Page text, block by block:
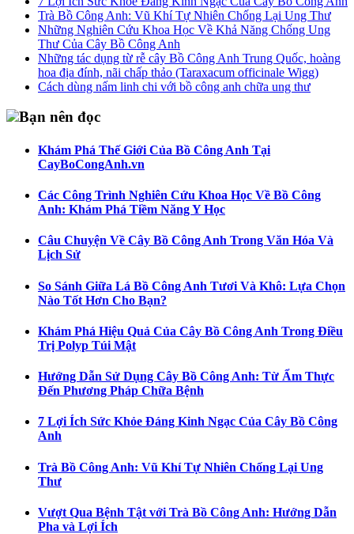
Trà Bồ Công Anh: Vũ Khí Tự Nhiên Chống Lại Ung Thư
Những Nghiên Cứu Khoa Học Về Khả Năng Chống Ung
Thư Của Cây Bồ Công Anh
Những tác dụng từ rễ cây Bồ Công Anh Trung Quốc, hoàng
hoa địa đính, nãi chấp thảo (Taraxacum officinale Wigg)
Cách dùng nấm linh chi với bồ công anh chữa ung thư
Bạn nên đọc
Khám Phá Thế Giới Của Bồ Công Anh Tại
CayBoCongAnh.vn
Các Công Trình Nghiên Cứu Khoa Học Về Bồ Công
Anh: Khám Phá Tiềm Năng Y Học
Câu Chuyện Về Cây Bồ Công Anh Trong Văn Hóa Và
Lịch Sử
So Sánh Giữa Lá Bồ Công Anh Tươi Và Khô: Lựa Chọn
Nào Tốt Hơn Cho Bạn?
Khám Phá Hiệu Quả Của Cây Bồ Công Anh Trong Điều
Trị Polyp Túi Mật
Hướng Dẫn Sử Dụng Cây Bồ Công Anh: Từ Ẩm Thực
Đến Phương Pháp Chữa Bệnh
7 Lợi Ích Sức Khỏe Đáng Kinh Ngạc Của Cây Bồ Công
Anh
Trà Bồ Công Anh: Vũ Khí Tự Nhiên Chống Lại Ung
Thư
Vượt Qua Bệnh Tật với Trà Bồ Công Anh: Hướng Dẫn
Pha và Lợi Ích